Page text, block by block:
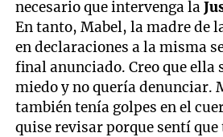
necesario que intervenga la
En tanto, Mabel, la madre de
en declaraciones a la misma
final anunciado. Creo que ella
miedo y no quería denunciar.
también tenía golpes en el
quise revisar porque sentí que